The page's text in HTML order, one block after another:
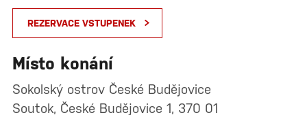
REZERVACE VSTUPENEK
Místo konání
Sokolský ostrov České Budějovice
Soutok, České Budějovice 1, 370 01